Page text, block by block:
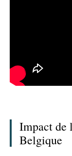
Impact de
Belgique